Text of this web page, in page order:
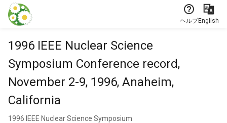
本文に飛ぶ
ヘルプEnglish
1996 IEEE Nuclear Science
Symposium Conference record,
November 2-9, 1996, Anaheim,
California
1996 IEEE Nuclear Science Symposium